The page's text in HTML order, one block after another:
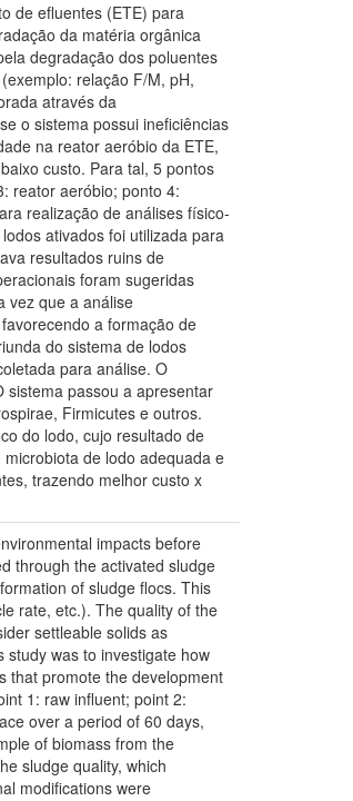
de efluentes (ETE) para
da matéria orgânica
degradação dos poluentes
relação F/M, pH,
através da
o sistema possui ineficiências
na reator aeróbio da ETE,
custo. Para tal, 5 pontos
reator aeróbio; ponto 4:
realização de análises físico-
ativados foi utilizada para
resultados ruins de
foram sugeridas
vez que a análise
a formação de
do sistema de lodos
para análise. O
sistema passou a apresentar
Firmicutes e outros.
do lodo, cujo resultado de
de lodo adequada e
trazendo melhor custo x
impacts before
through the activated sludge
of sludge flocs. This
rate, etc.). The quality of the
settleable solids as
study was to investigate how
that promote the development
1: raw influent; point 2:
over a period of 60 days,
of biomass from the
sludge quality, which
modifications were